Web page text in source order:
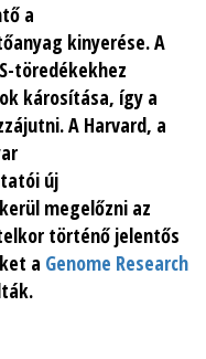
a
kinyerése. A
töredékekhez
károsítása, így a
A Harvard, a
új
megelőzni az
történő jelentős
a Genome Research